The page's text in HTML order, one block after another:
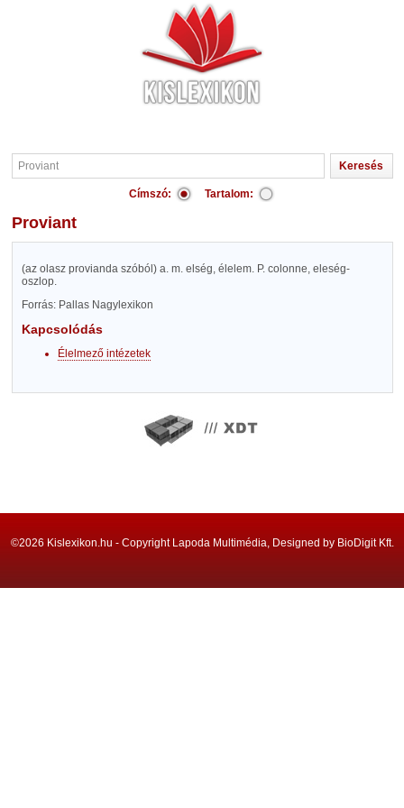
Címszó: Tartalom:
Proviant
(az olasz provianda szóból) a. m. elség, élelem. P. colonne, eleség-
oszlop.
Forrás: Pallas Nagylexikon
Kapcsolódás
Élelmező intézetek
©2026 Kislexikon.hu - Copyright Lapoda Multimédia, Designed by BioDigit Kft.